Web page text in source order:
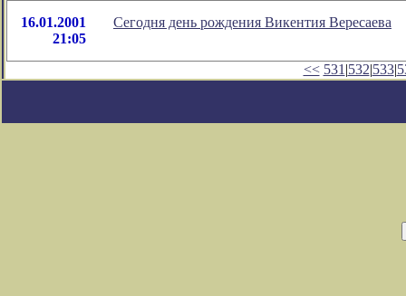
16.01.2001
21:05
Сегодня день рождения Викентия Вересаева
<< 531 |532|533|